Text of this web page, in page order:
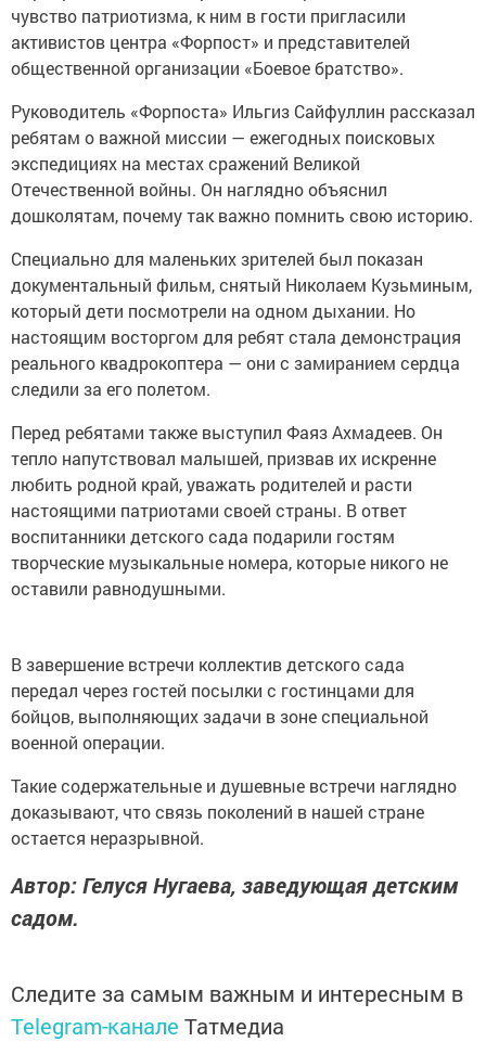
чувство патриотизма, к ним в гости пригласили
активистов центра «Форпост» и представителей
общественной организации «Боевое братство».
Руководитель «Форпоста» Ильгиз Сайфуллин рассказал
ребятам о важной миссии — ежегодных поисковых
экспедициях на местах сражений Великой
Отечественной войны. Он наглядно объяснил
дошколятам, почему так важно помнить свою историю.
Специально для маленьких зрителей был показан
документальный фильм, снятый Николаем Кузьминым,
который дети посмотрели на одном дыхании. Но
настоящим восторгом для ребят стала демонстрация
реального квадрокоптера — они с замиранием сердца
следили за его полетом.
Перед ребятами также выступил Фаяз Ахмадеев. Он
тепло напутствовал малышей, призвав их искренне
любить родной край, уважать родителей и расти
настоящими патриотами своей страны. В ответ
воспитанники детского сада подарили гостям
творческие музыкальные номера, которые никого не
оставили равнодушными.
В завершение встречи коллектив детского сада
передал через гостей посылки с гостинцами для
бойцов, выполняющих задачи в зоне специальной
военной операции.
Такие содержательные и душевные встречи наглядно
доказывают, что связь поколений в нашей стране
остается неразрывной.
Автор: Гелуся Нугаева, заведующая детским
садом.
Следите за самым важным и интересным в
Telegram-канале Татмедиа